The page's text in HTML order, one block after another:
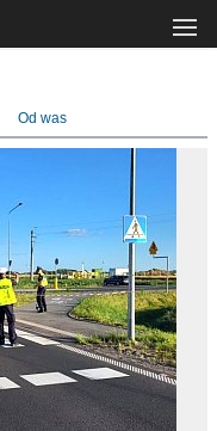
Od was